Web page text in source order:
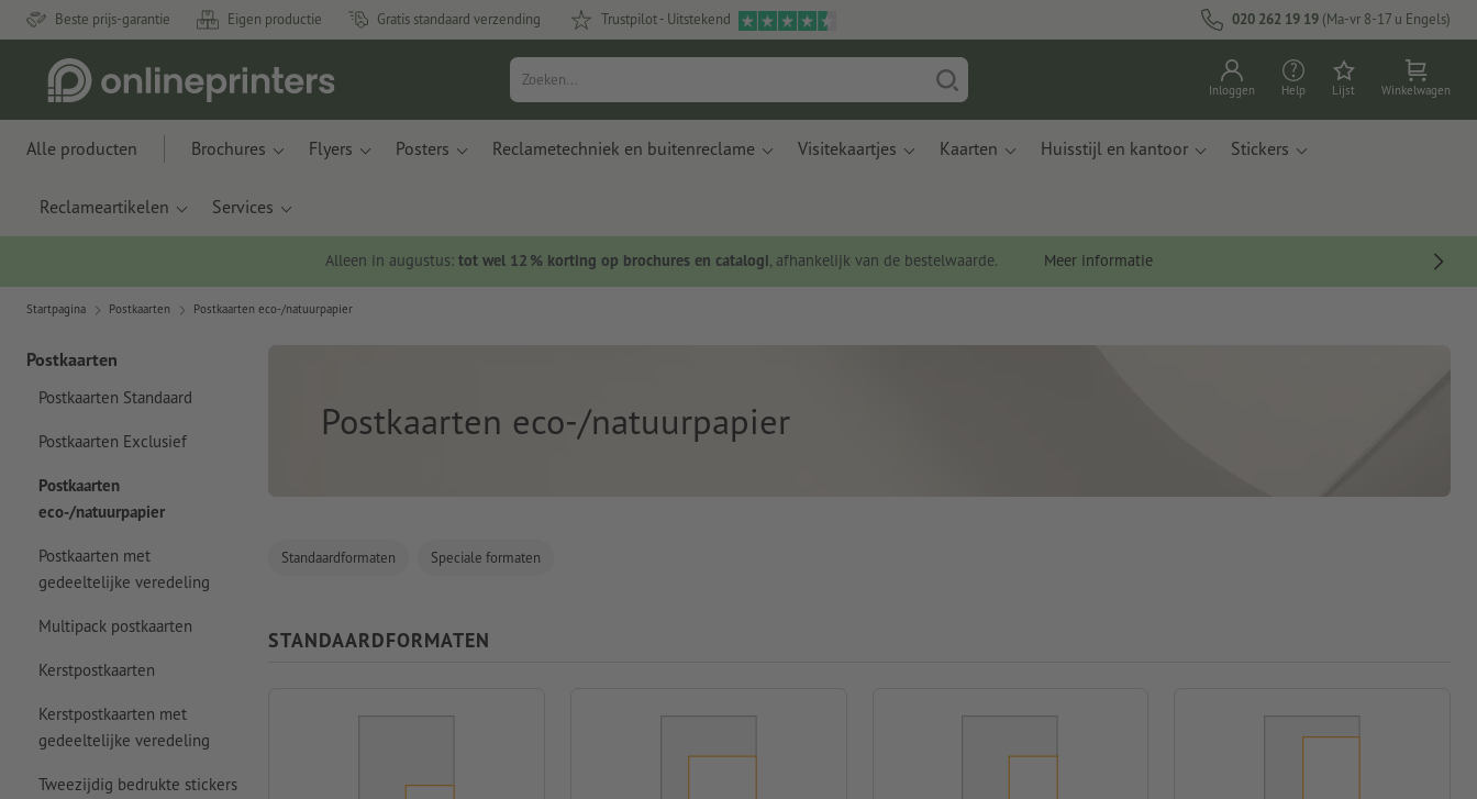
Beste prijs-garantie Eigen productie Gratis standaard verzending Trustpilot - Uitstekend 020 262 19 19 (Ma-vr 8-17 u Engels)
Inloggen Help Lijst Winkelwagen
Alle producten Brochures Flyers Posters Reclametechniek en buitenreclame Visitekaartjes Kaarten Huisstijl en kantoor Stickers
Reclameartikelen Services
Alleen in augustus: tot wel 12 % korting op brochures en catalogi, afhankelijk van de bestelwaarde. Meer informatie
Startpagina Postkaarten Postkaarten eco-/natuurpapier
Postkaarten
Postkaarten Standaard
Postkaarten Exclusief
Postkaarten
eco-/natuurpapier
Postkaarten met
gedeeltelijke veredeling
Multipack postkaarten
Kerstpostkaarten
Kerstpostkaarten met
gedeeltelijke veredeling
Tweezijdig bedrukte stickers
Postkaarten eco-/natuurpapier
Standaardformaten Speciale formaten
STANDAARDFORMATEN